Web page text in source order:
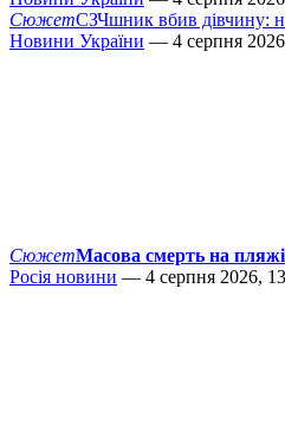
СюжетСЗЧшник вбив дівчину:
Новини України — 4 серпня
СюжетМасова смерть на
Росія новини — 4 серпня 2026,